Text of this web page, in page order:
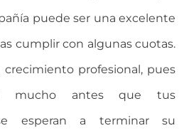
puede ser una excelente
cumplir con algunas cuotas.
profesional, pues
mucho antes que tus
esperan a terminar su